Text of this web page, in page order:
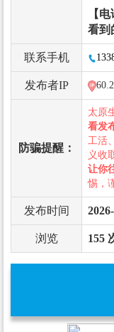
【
看到
联系手机
发布者IP
防骗提醒：
太原
看发
工活
义收
让你
惕，
发布时间
浏览 155